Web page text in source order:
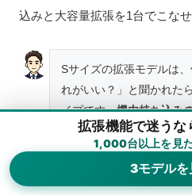
込みと大容量拡張を1台でこなせ
Sサイズの拡張モデルは
れがいい？」と聞かれた
イプです。機内持ち込み
の大容量を両立できる の
返しになりますが、拡張
ので、「行き＝
メニュー ホーム 検索
拡張機能で迷う
1,000台以上を見
3モデルを